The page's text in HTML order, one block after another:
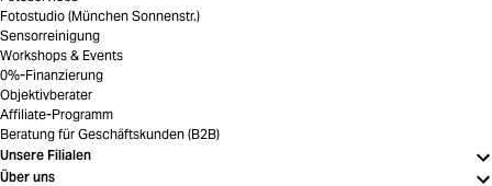
Fotostudio (München Sonnenstr.)
Sensorreinigung
Workshops & Events
0%-Finanzierung
Objektivberater
Affiliate-Programm
Beratung für Geschäftskunden (B2B)
Unsere Filialen
Über uns